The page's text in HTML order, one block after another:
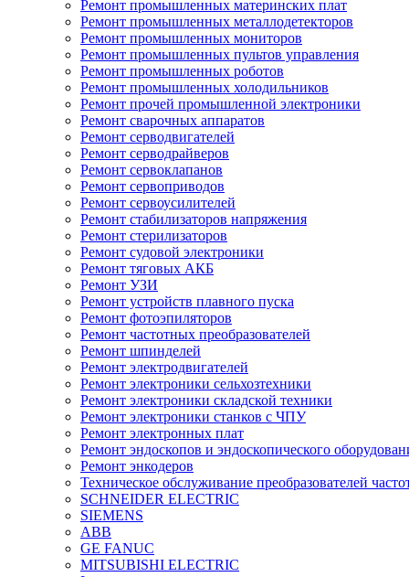
Ремонт промышленных материнских плат
Ремонт промышленных металлодетекторов
Ремонт промышленных мониторов
Ремонт промышленных пультов управления
Ремонт промышленных роботов
Ремонт промышленных холодильников
Ремонт прочей промышленной электроники
Ремонт сварочных аппаратов
Ремонт серводвигателей
Ремонт серводрайверов
Ремонт сервоклапанов
Ремонт сервоприводов
Ремонт сервоусилителей
Ремонт стабилизаторов напряжения
Ремонт стерилизаторов
Ремонт судовой электроники
Ремонт тяговых АКБ
Ремонт УЗИ
Ремонт устройств плавного пуска
Ремонт фотоэпиляторов
Ремонт частотных преобразователей
Ремонт шпинделей
Ремонт электродвигателей
Ремонт электроники сельхозтехники
Ремонт электроники складской техники
Ремонт электроники станков с ЧПУ
Ремонт электронных плат
Ремонт эндоскопов и эндоскопического
Ремонт энкодеров
Техническое обслуживание преобразователей
SCHNEIDER ELECTRIC
SIEMENS
ABB
GE FANUC
MITSUBISHI ELECTRIC